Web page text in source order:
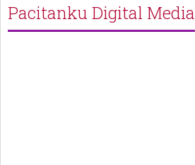
Pacitanku Digital Media